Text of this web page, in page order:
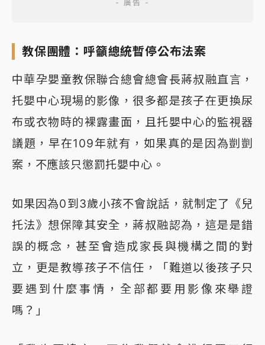
教保團體：呼籲總統暫停公布法案
中華孕嬰童教保聯合總會總會長蔣叔融直言，
托嬰中心現場的影像，很多都是孩子在更換尿
布或衣物時的裸露畫面，且托嬰中心的監視器
議題，早在109年就有，如果真的是因為剴剴
案，不應該只懲罰托嬰中心。
如果因為0到3歲小孩不會說話，就制定了《兒
托法》想保障其安全，蔣叔融認為，這是是錯
誤的概念，甚至會造成家長與機構之間的對
立，更是教導孩子不信任，「難道以後孩子只
要遇到什麼事情，全部都要用影像來舉證
嗎？」